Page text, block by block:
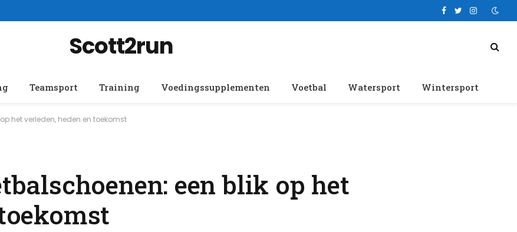
Facebook
TwitterInstagram
Scott2run
Teamsport Training Voedingssupplementen Voetbal Watersport Wintersport
het verleden, heden en toekomst
een blik op het